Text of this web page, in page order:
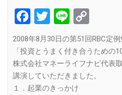
Facebook
Twitter
Line
Link
2008年8月30日の第51回RBC定例
「投資とうまく付き合うための
株式会社マネーライフナビ代表
講演していただきました。
１．起業のきっかけ